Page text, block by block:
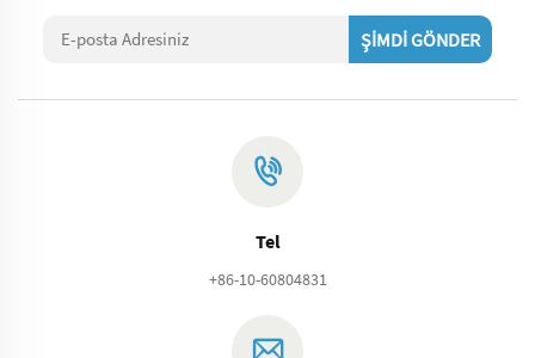
ŞİMDİ GÖNDER
Tel
+86-10-60804831